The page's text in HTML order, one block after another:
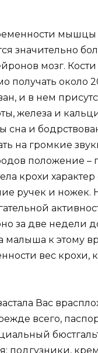
значительно
мозг. Кости
около
и в нем
железа и
и
на громкие
положение –
крохи
ручек и ножек.
за две недели
малыша к этому
вес крохи,
Вас
всего,
подгузники,